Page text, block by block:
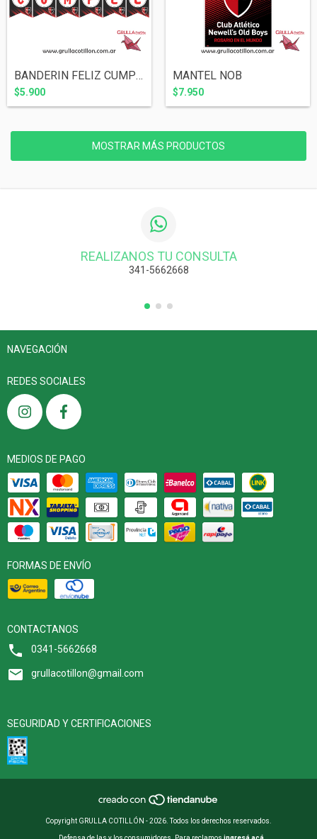
BANDERIN FELIZ CUMPLE NOB
$5.900
MANTEL NOB
$7.950
MOSTRAR MÁS PRODUCTOS
REALIZANOS TU CONSULTA
341-5662668
NAVEGACIÓN
REDES SOCIALES
MEDIOS DE PAGO
FORMAS DE ENVÍO
CONTACTANOS
0341-5662668
grullacotillon@gmail.com
SEGURIDAD Y CERTIFICACIONES
Copyright GRULLA COTILLÓN - 2026. Todos los derechos reservados.